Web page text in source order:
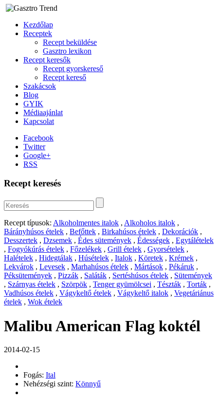
Kezdőlap
Receptek
Recept beküldése
Gasztro lexikon
Recept keresők
Recept gyorskereső
Recept kereső
Szakácsok
Blog
GYIK
Médiaajánlat
Kapcsolat
Facebook
Twitter
Google+
RSS
Recept keresés
Recept típusok: Alkoholmentes italok , Alkoholos italok ,
Bárányhúsos ételek , Befőttek , Birkahúsos ételek , Dekorációk ,
Desszertek , Dzsemek , Édes sütemények , Édességek , Egytálételek
, Fogyókúrás ételek , Főzelékek , Grill ételek , Gyorsételek ,
Halételek , Hidegtálak , Húsételek , Italok , Köretek , Krémek ,
Lekvárok , Levesek , Marhahúsos ételek , Mártások , Pékáruk ,
Péksütemények , Pizzák , Saláták , Sertéshúsos ételek , Sütemények
, Szárnyas ételek , Szörpök , Tenger gyümölcsei , Tészták , Torták ,
Vadhúsos ételek , Vágykeltő ételek , Vágykeltő italok , Vegetáriánus
ételek , Wok ételek
Malibu American Flag koktél
2014-02-15
Fogás: Ital
Nehézségi szint: Könnyű